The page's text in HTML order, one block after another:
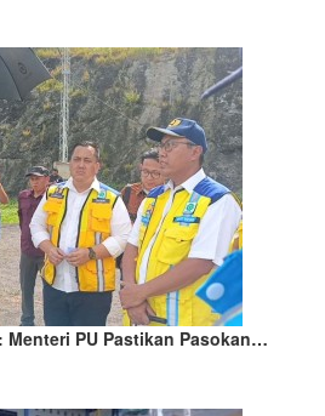
PU Pastikan Pasokan…